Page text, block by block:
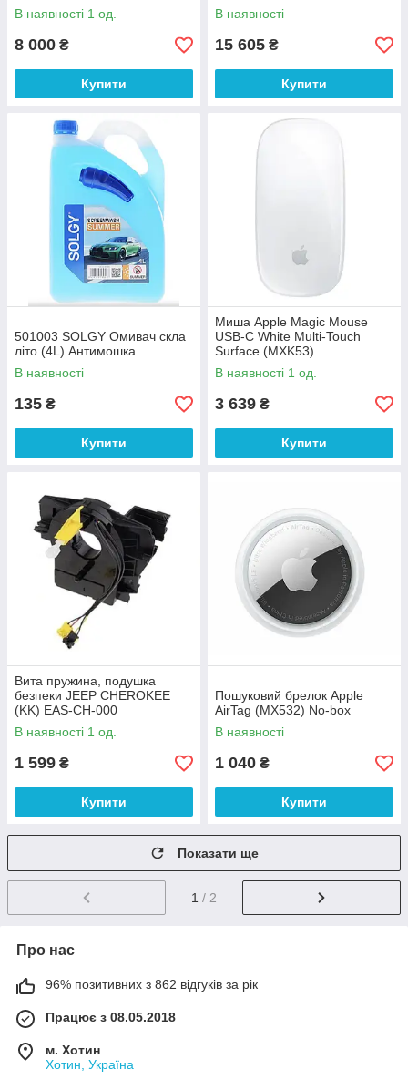
В наявності 1 од.
8 000 ₴
Купити
В наявності
15 605 ₴
Купити
501003 SOLGY Омивач скла
літо (4L) Антимошка
В наявності
135 ₴
Купити
Миша Apple Magic Mouse
USB-C White Multi-Touch
Surface (MXK53)
В наявності 1 од.
3 639 ₴
Купити
Вита пружина, подушка
безпеки JEEP CHEROKEE
(KK) EAS-CH-000
В наявності 1 од.
1 599 ₴
Купити
Пошуковий брелок Apple
AirTag (MX532) No-box
В наявності
1 040 ₴
Купити
Показати ще
1 / 2
Про нас
96% позитивних з 862 відгуків за рік
Працює з 08.05.2018
м. Хотин
Хотин, Україна